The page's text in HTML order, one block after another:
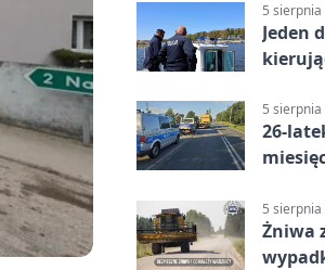
5
Jeden
5
26-
5
Żniwa